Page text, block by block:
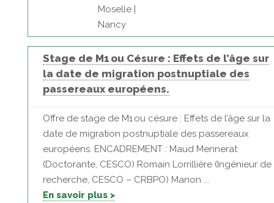
Moselle |
Nancy
Stage de M1 ou Césure : Effets de l’âge sur
la date de migration postnuptiale des
passereaux européens.
Offre de stage de M1 ou césure : Effets de l’âge sur la
date de migration postnuptiale des passereaux
européens. ENCADREMENT : Maud Mennerat
(Doctorante, CESCO) Romain Lorrillière (Ingénieur de
recherche, CESCO – CRBPO) Manon ...
En savoir plus >